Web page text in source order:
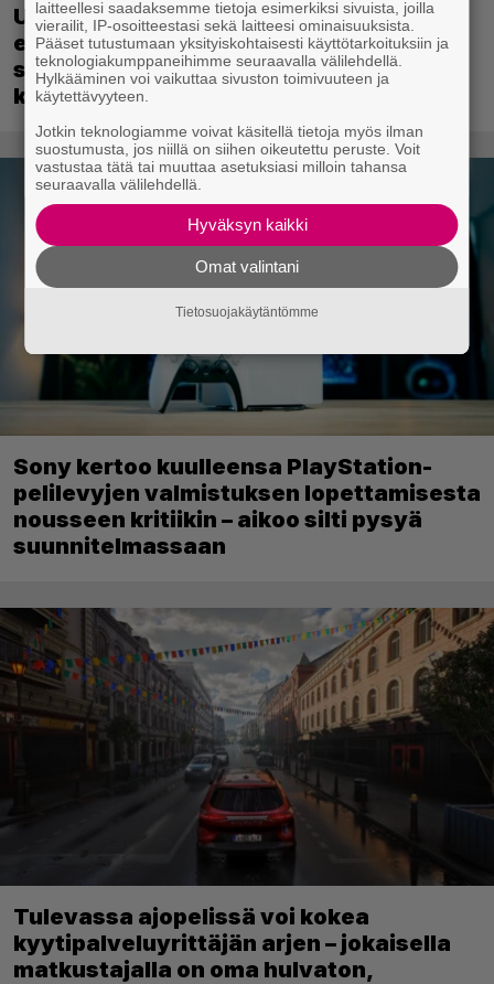
Uutta PS5-pulmahyppelyä kuvaillaan
ensimmäiseksi peliksi, joka on
suunniteltu täysin DualSense-ohjaimen
kosketuslevyn ympärille
Sony kertoo kuulleensa PlayStation-
pelilevyjen valmistuksen lopettamisesta
nousseen kritiikin – aikoo silti pysyä
suunnitelmassaan
Tulevassa ajopelissä voi kokea
kyytipalveluyrittäjän arjen – jokaisella
matkustajalla on oma hulvaton,
laitteellesi saadaksemme tietoja esimerkiksi sivuista, joilla
vierailit, IP-osoitteestasi sekä laitteesi ominaisuuksista.
Pääset tutustumaan yksityiskohtaisesti käyttötarkoituksiin ja
teknologiakumppaneihimme seuraavalla välilehdellä.
Hylkääminen voi vaikuttaa sivuston toimivuuteen ja
käytettävyyteen.
Jotkin teknologiamme voivat käsitellä tietoja myös ilman
suostumusta, jos niillä on siihen oikeutettu peruste. Voit
vastustaa tätä tai muuttaa asetuksiasi milloin tahansa
seuraavalla välilehdellä.
Hyväksyn kaikki
Omat valintani
Tietosuojakäytäntömme